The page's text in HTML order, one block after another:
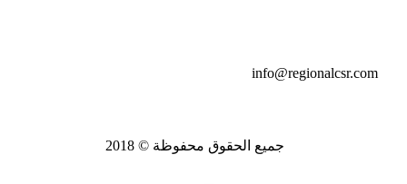
جميع الحقوق محفوظة © 2018